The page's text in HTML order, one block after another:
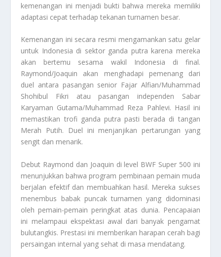
kemenangan ini menjadi bukti bahwa mereka memiliki
adaptasi cepat terhadap tekanan turnamen besar.
Kemenangan ini secara resmi mengamankan satu gelar
untuk Indonesia di sektor ganda putra karena mereka
akan bertemu sesama wakil Indonesia di final.
Raymond/Joaquin akan menghadapi pemenang dari
duel antara pasangan senior Fajar Alfian/Muhammad
Shohibul Fikri atau pasangan independen Sabar
Karyaman Gutama/Muhammad Reza Pahlevi. Hasil ini
memastikan trofi ganda putra pasti berada di tangan
Merah Putih. Duel ini menjanjikan pertarungan yang
sengit dan menarik.
Debut Raymond dan Joaquin di level BWF Super 500 ini
menunjukkan bahwa program pembinaan pemain muda
berjalan efektif dan membuahkan hasil. Mereka sukses
menembus babak puncak turnamen yang didominasi
oleh pemain-pemain peringkat atas dunia. Pencapaian
ini melampaui ekspektasi awal dari banyak pengamat
bulutangkis. Prestasi ini memberikan harapan cerah bagi
persaingan internal yang sehat di masa mendatang.